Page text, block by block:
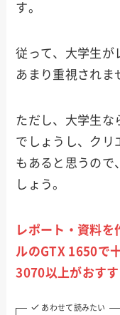
す。
従って、大学生が
あまり重視されま
ただし、大学生な
でしょうし、クリ
もあると思うので
しょう。
レポート・資料
ルのGTX 1650で
3070以上がおすす
あわせて読みたい